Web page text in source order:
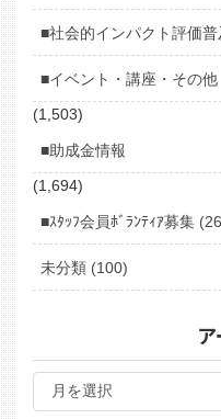
■社会的インパクト評価
■イベント・講座・その他
(1,503)
■助成金情報
(1,694)
■ｽﾀｯﾌ会員ﾎﾞﾗﾝﾃｨｱ募集
未分類 (100)